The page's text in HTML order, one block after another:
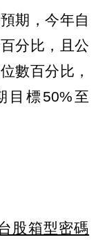
期，今年自
分比，且公
數百分比，
目標50%至
股箱型密碼